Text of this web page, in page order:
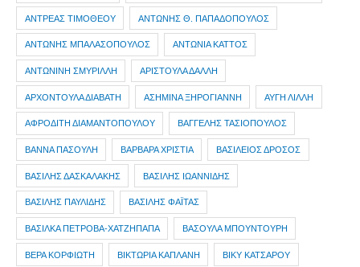
ΑΝΤΡΕΑΣ ΤΙΜΟΘΕΟΥ ΑΝΤΩΝΗΣ Θ. ΠΑΠΑΔΟΠΟΥΛΟΣ
ΑΝΤΩΝΗΣ ΜΠΑΛΑΣΟΠΟΥΛΟΣ ΑΝΤΩΝΙΑ ΚΑΤΤΟΣ
ΑΝΤΩΝΙΝΗ ΣΜΥΡΙΛΛΗ ΑΡΙΣΤΟΥΛΑ ΔΑΛΛΗ
ΑΡΧΟΝΤΟΥΛΑ ΔΙΑΒΑΤΗ ΑΣΗΜΙΝΑ ΞΗΡΟΓΙΑΝΝΗ ΑΥΓΗ ΛΙΛΛΗ
ΑΦΡΟΔΙΤΗ ΔΙΑΜΑΝΤΟΠΟΥΛΟΥ ΒΑΓΓΕΛΗΣ ΤΑΣΙΟΠΟΥΛΟΣ
ΒΑΝΝΑ ΠΑΣΟΥΛΗ ΒΑΡΒΑΡΑ ΧΡΙΣΤΙΑ ΒΑΣΙΛΕΙΟΣ ΔΡΟΣΟΣ
ΒΑΣΙΛΗΣ ΔΑΣΚΑΛΑΚΗΣ ΒΑΣΙΛΗΣ ΙΩΑΝΝΙΔΗΣ
ΒΑΣΙΛΗΣ ΠΑΥΛΙΔΗΣ ΒΑΣΙΛΗΣ ΦΑΪΤΑΣ
ΒΑΣΙΛΚΑ ΠΕΤΡΟΒΑ-ΧΑΤΖΗΠΑΠΑ ΒΑΣΟΥΛΑ ΜΠΟΥΝΤΟΥΡΗ
ΒΕΡΑ ΚΟΡΦΙΩΤΗ ΒΙΚΤΩΡΙΑ ΚΑΠΛΑΝΗ ΒΙΚΥ ΚΑΤΣΑΡΟΥ